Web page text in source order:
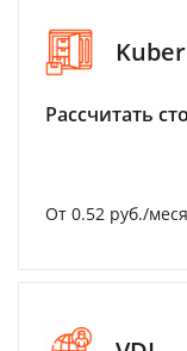
Рассчитать
От 0.52 руб./